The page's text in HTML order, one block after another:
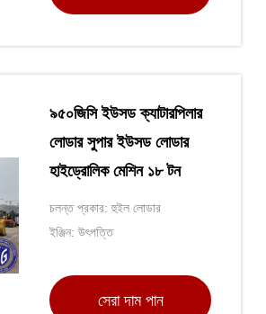
৯৫০জিসি ইউসড ক্যাটারপিলার
লোডার সুপার ইউসড লোডার
হাইড্রোলিক মেশিন ১৮ টন
চলন্ত প্রকার: হুইল লোডার
ইঞ্জিন: উৎপত্তি
সেরা দাম পান